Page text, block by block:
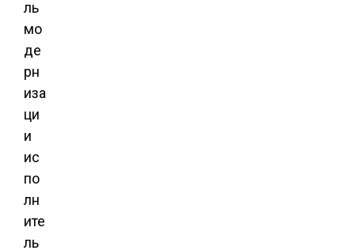
ль
мо
де
рн
иза
ци
и
ис
по
лн
ите
ль